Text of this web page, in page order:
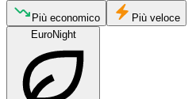
Più economico
Più veloce
EuroNight